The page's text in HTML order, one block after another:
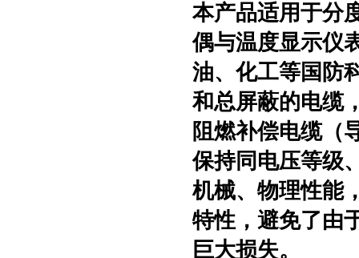
本产品适用于分
偶与温度显示仪
油、化工等国防
和总屏蔽的电缆
阻燃补偿电缆（
保持同电压等级
机械、物理性能
特性，避免了由
巨大损失。